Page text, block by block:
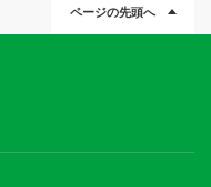
ページの先頭へ